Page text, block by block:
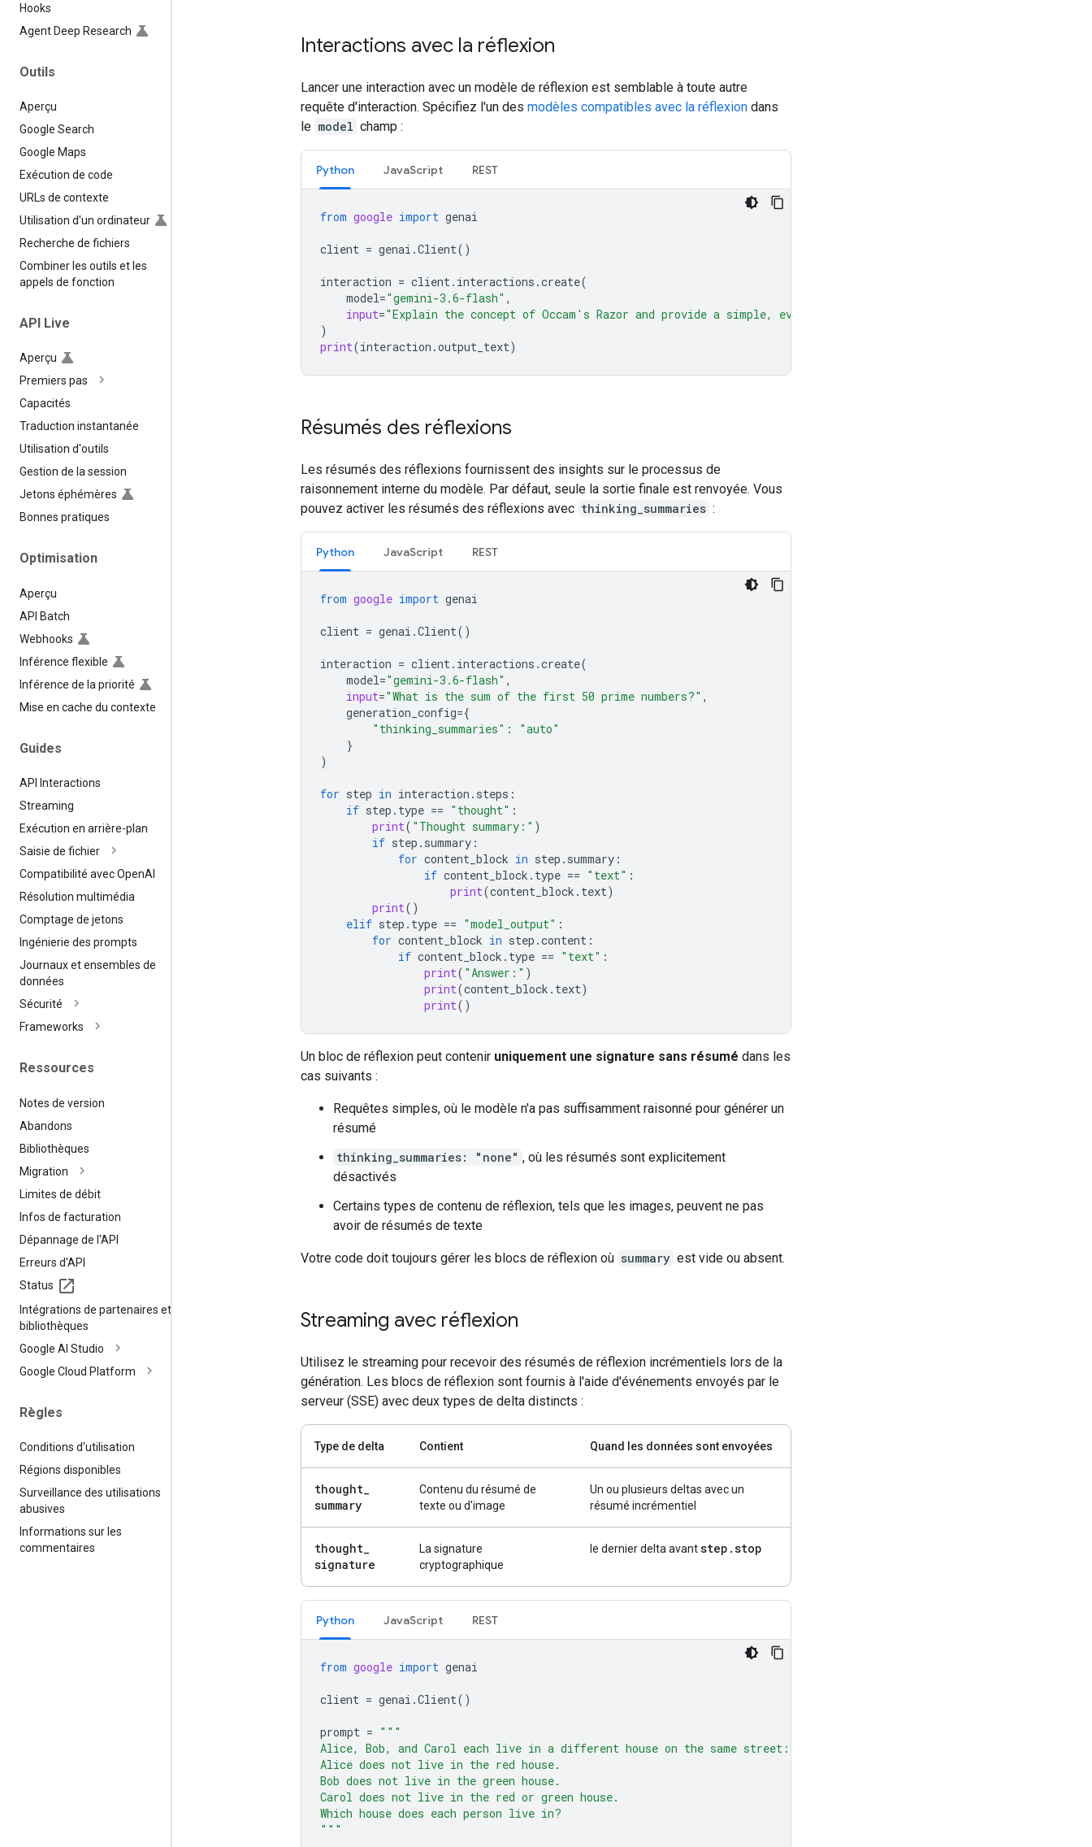
Hooks
Agent Deep Research
Outils
Aperçu
Google Search
Google Maps
Exécution de code
URLs de contexte
Utilisation d'un ordinateur
Recherche de fichiers
Combiner les outils et les
appels de fonction
API Live
Aperçu
Premiers pas
Capacités
Traduction instantanée
Utilisation d'outils
Gestion de la session
Jetons éphémères
Bonnes pratiques
Optimisation
Aperçu
API Batch
Webhooks
Inférence flexible
Inférence de la priorité
Mise en cache du contexte
Guides
API Interactions
Streaming
Exécution en arrière-plan
Saisie de fichier
Compatibilité avec OpenAI
Résolution multimédia
Comptage de jetons
Ingénierie des prompts
Journaux et ensembles de
données
Sécurité
Frameworks
Ressources
Notes de version
Abandons
Bibliothèques
Migration
Limites de débit
Infos de facturation
Dépannage de l'API
Erreurs d'API
Status
Intégrations de partenaires et de
bibliothèques
Google AI Studio
Google Cloud Platform
Règles
Conditions d'utilisation
Régions disponibles
Surveillance des utilisations
abusives
Informations sur les
commentaires
Interactions avec la réflexion
Lancer une interaction avec un modèle de réflexion est semblable à toute autre
requête d'interaction. Spécifiez l'un des modèles compatibles avec la réflexion dans
le model champ :
Python JavaScript REST
from google import genai
client = genai .Client()
interaction = client. interactions .create(
model="gemini-3.6-flash" ,
input="Explain the concept of Occam's Razor and provide a simple, everyday example."
)
print(interaction .output_text)
Résumés des réflexions
Les résumés des réflexions fournissent des insights sur le processus de
raisonnement interne du modèle. Par défaut, seule la sortie finale est renvoyée. Vous
pouvez activer les résumés des réflexions avec thinking_summaries :
Python JavaScript REST
from google import genai
client = genai .Client()
interaction = client. interactions .create(
model="gemini-3.6-flash" ,
input="What is the sum of the first 50 prime numbers?" ,
generation_config={
"thinking_summaries" :
"auto"
}
)
for step in interaction . steps :
if step . type == "thought" :
print( "Thought summary:" )
if step . summary :
for content_block in step . summary :
if content_block . type == "text" :
print(content_block . text)
print()
elif step . type == "model_output" :
for content_block in step .content :
if content_block . type == "text" :
print( "Answer:" )
print(content_block . text)
print()
Un bloc de réflexion peut contenir uniquement une signature sans résumé dans les
cas suivants :
Requêtes simples, où le modèle n'a pas suffisamment raisonné pour générer un
résumé
thinking_summaries: "none" , où les résumés sont explicitement
désactivés
Certains types de contenu de réflexion, tels que les images, peuvent ne pas
avoir de résumés de texte
Votre code doit toujours gérer les blocs de réflexion où summary est vide ou absent.
Streaming avec réflexion
Utilisez le streaming pour recevoir des résumés de réflexion incrémentiels lors de la
génération. Les blocs de réflexion sont fournis à l'aide d'événements envoyés par le
serveur (SSE) avec deux types de delta distincts :
Type de delta Contient Quand les données sont envoyées
thought_
summary
Contenu du résumé de
texte ou d'image
Un ou plusieurs deltas avec un
résumé incrémentiel
thought_
signature
La signature
cryptographique
le dernier delta avantstep .stop
Python JavaScript REST
from google import genai
client = genai .Client()
prompt = """
Alice, Bob, and Carol each live in a different house on the same street: red, green, and blue.
Alice does not live in the red house.
Bob does not live in the green house.
Carol does not live in the red or green house.
Which house does each person live in?
"""